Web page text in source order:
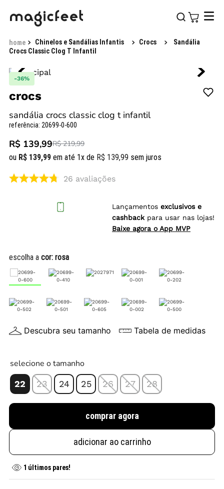
Chinelos e Sandálias Infantis Crocs
Sandália
Crocs Classic Clog T Infantil
-36%
crocs
sandália crocs classic clog t infantil
referência: 20699-0-600
R$ 139,99R$ 219,99
ou R$ 139,99 em até 1x de R$ 139,99 sem juros
26 avaliações
Lançamentos exclusivos e
cashback para usar nas lojas!
Baixe agora o App MVP
escolha a cor: rosa
Descubra seu tamanho Tabela de medidas
selecione o tamanho
22 23 24 25 26 27 28
comprar agora
adicionar ao carrinho
1 últimos pares!